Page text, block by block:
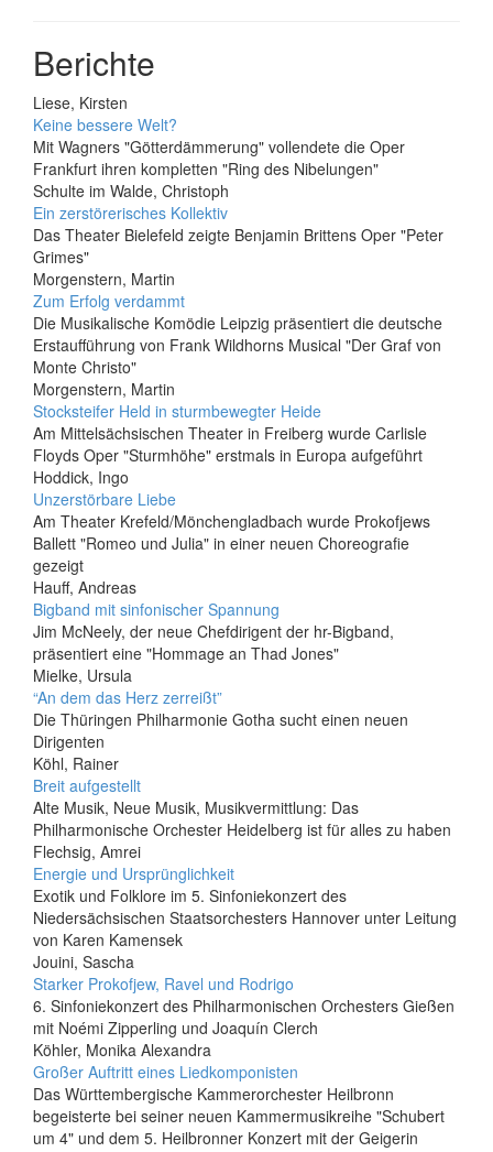
Berichte
Liese, Kirsten
Keine bessere Welt?
Mit Wagners "Götterdämmerung" vollendete die Oper
Frankfurt ihren kompletten "Ring des Nibelungen"
Schulte im Walde, Christoph
Ein zerstörerisches Kollektiv
Das Theater Bielefeld zeigte Benjamin Brittens Oper "Peter
Grimes"
Morgenstern, Martin
Zum Erfolg verdammt
Die Musikalische Komödie Leipzig präsentiert die deutsche
Erstaufführung von Frank Wildhorns Musical "Der Graf von
Monte Christo"
Morgenstern, Martin
Stocksteifer Held in sturmbewegter Heide
Am Mittelsächsischen Theater in Freiberg wurde Carlisle
Floyds Oper "Sturmhöhe" erstmals in Europa aufgeführt
Hoddick, Ingo
Unzerstörbare Liebe
Am Theater Krefeld/Mönchengladbach wurde Prokofjews
Ballett "Romeo und Julia" in einer neuen Choreografie
gezeigt
Hauff, Andreas
Bigband mit sinfonischer Spannung
Jim McNeely, der neue Chefdirigent der hr-Bigband,
präsentiert eine "Hommage an Thad Jones"
Mielke, Ursula
“An dem das Herz zerreißt”
Die Thüringen Philharmonie Gotha sucht einen neuen
Dirigenten
Köhl, Rainer
Breit aufgestellt
Alte Musik, Neue Musik, Musikvermittlung: Das
Philharmonische Orchester Heidelberg ist für alles zu haben
Flechsig, Amrei
Energie und Ursprünglichkeit
Exotik und Folklore im 5. Sinfoniekonzert des
Niedersächsischen Staatsorchesters Hannover unter Leitung
von Karen Kamensek
Jouini, Sascha
Starker Prokofjew, Ravel und Rodrigo
6. Sinfoniekonzert des Philharmonischen Orchesters Gießen
mit Noémi Zipperling und Joaquín Clerch
Köhler, Monika Alexandra
Großer Auftritt eines Liedkomponisten
Das Württembergische Kammerorchester Heilbronn
begeisterte bei seiner neuen Kammermusikreihe "Schubert
um 4" und dem 5. Heilbronner Konzert mit der Geigerin